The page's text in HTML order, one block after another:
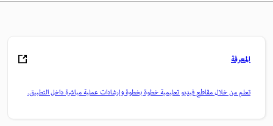
المعرفة
تعلم من خلال مقاطع فيديو تعليمية خطوة بخطوة وإرشادات عملية مباشرة داخل التطبيق.